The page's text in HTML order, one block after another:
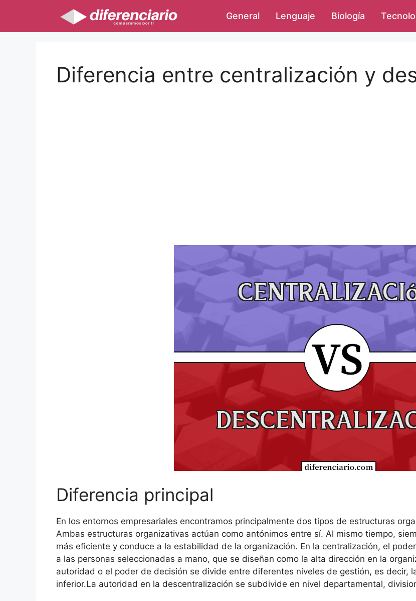
contenido
General Lenguaje Biología
Diferencia entre centralización y
Diferencia principal
En los entornos empresariales encontramos principalmente dos tipos de estructuras
Ambas estructuras organizativas actúan como antónimos entre sí. Al mismo tiempo,
más eficiente y conduce a la estabilidad de la organización. En la centralización, el
a las personas seleccionadas a mano, que se diseñan como la alta dirección en la
autoridad o el poder de decisión se divide entre diferentes niveles de gestión, es decir,
inferior.La autoridad en la descentralización se subdivide en nivel departamental,